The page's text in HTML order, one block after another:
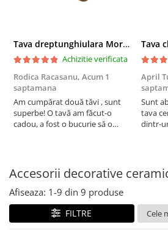
Recipiente depozitare
Vaze
Accesorii decorative
Accesorii masa
Baie
Colectia Basket of Blue
Colectii Artistice
Colectiile Country
Colectia Sweet Dreams
Colectia Leaf Bed
Colectia Autumn Garden
Colectia Berries
Colectia Butterfly Dance
Colectia Morning Sunrise
Colectia Infinity
Tava dreptunghiulara Morning Sunrise, ceramica smaltuita, pictata manual, 27,0 X 32, 5 cm
Achizitie verificata
Rodica Racasanu, Acum 1
saptamana
Am cumpărat două tăvi , sunt
superbe! O tavă am făcut-o
cadou, a fost o bucurie să o
viață. Vă mulțumesc!
April
Sunt
tava
dintr-
Accesorii decorative
Afiseaza: 1-9 din 9 produse
FILTRE